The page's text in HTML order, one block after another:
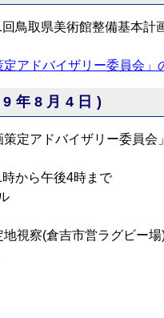
鳥取県美術館整備基本計
定アドバイザリー委員会
年8月4日)
アドバイザリー委員会
から午後4時まで
察(倉吉市営ラグビー場